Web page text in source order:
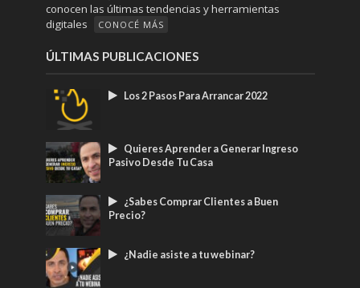
conocen las últimas tendencias y herramientas
digitales
CONOCÉ MÁS
ÚLTIMAS PUBLICACIONES
Los 2 Pasos Para Arrancar 2022
Quieres Aprender a Generar Ingreso
Pasivo Desde Tu Casa
¿Sabes Comprar Clientes a Buen
Precio?
¿Nadie asiste a tu webinar?